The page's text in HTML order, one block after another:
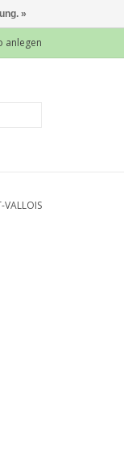
anlegen
VALLOIS
»